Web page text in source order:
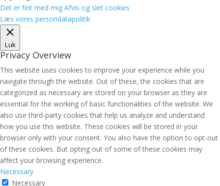
Det er fint med mig Afvis og slet cookies
Læs vores persondatapolitik
Luk
Privacy Overview
This website uses cookies to improve your experience while you
navigate through the website. Out of these, the cookies that are
categorized as necessary are stored on your browser as they are
essential for the working of basic functionalities of the website. We
also use third-party cookies that help us analyze and understand
how you use this website. These cookies will be stored in your
browser only with your consent. You also have the option to opt-out
of these cookies. But opting out of some of these cookies may
affect your browsing experience.
Necessary
Necessary